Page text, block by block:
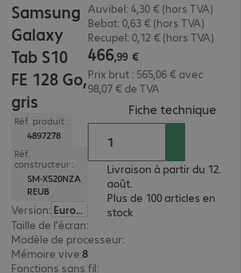
Samsung
Galaxy
Tab S10
FE 128 Go,
gris
Réf. produit :
4897278
Réf.
constructeur :
SM-X520NZA
REUB
Version:
Europe
Taille de l'écran:
Modèle de processeur:
Mémoire vive:
Fonctions sans fil:
Auvibel: 4,30 € (hors TVA)
Bebat: 0,63 € (hors TVA)
Recupel: 0,12 € (hors TVA)
466,99 €
Prix brut : 565,06 € avec
98,07 € de TVA
Fiche technique(
Livraison à partir du 12.
août.
Plus de 100 articles en
stock